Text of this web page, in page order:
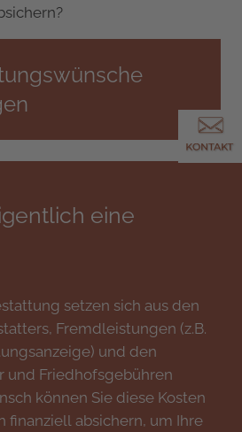
eine
setzen sich aus den
Fremdleistungen (z.B.
und den
und Friedhofsgebühren
können Sie diese Kosten
finanziell absichern, um Ihre